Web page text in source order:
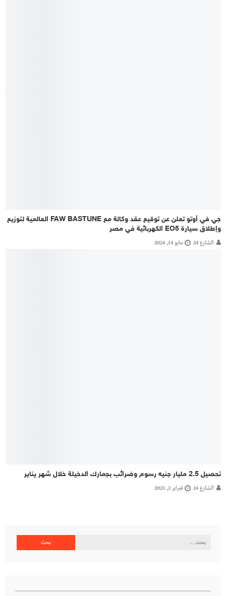
جي في أوتو تعلن عن توقيع عقد وكالة مع FAW BASTUNE العالمية لتوزيع
وإطلاق سيارة EO5 الكهربائية في مصر
الشارع 24 مايو 14, 2024
تحصيل 2.5 مليار جنيه رسوم وضرائب بجمارك الدخيلة خلال شهر يناير
الشارع 24 فبراير 2, 2023
البحث